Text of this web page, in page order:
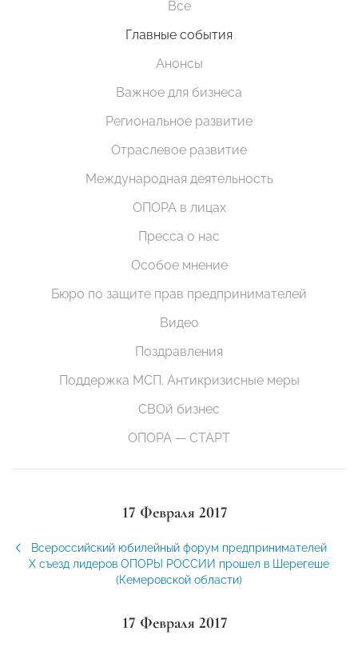
Все
Главные события
Анонсы
Важное для бизнеса
Региональное развитие
Отраслевое развитие
Международная деятельность
ОПОРА в лицах
Пресса о нас
Особое мнение
Бюро по защите прав предпринимателей
Видео
Поздравления
Поддержка МСП. Антикризисные меры
СВОй бизнес
ОПОРА — СТАРТ
17 Февраля 2017
Всероссийский юбилейный форум предпринимателей
X съезд лидеров ОПОРЫ РОССИИ прошел в Шерегеше
(Кемеровской области)
17 Февраля 2017